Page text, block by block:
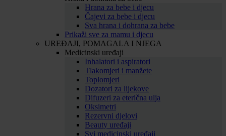
Hrana za bebe i djecu
Čajevi za bebe i djecu
Sva hrana i dohrana za bebe
Prikaži sve za mamu i djecu
UREĐAJI, POMAGALA I NJEGA
Medicinski uređaji
Inhalatori i aspiratori
Tlakomjeri i manžete
Toplomjeri
Dozatori za lijekove
Difuzeri za eterična ulja
Oksimetri
Rezervni djelovi
Beauty uređaji
Svi medicinski uređaji